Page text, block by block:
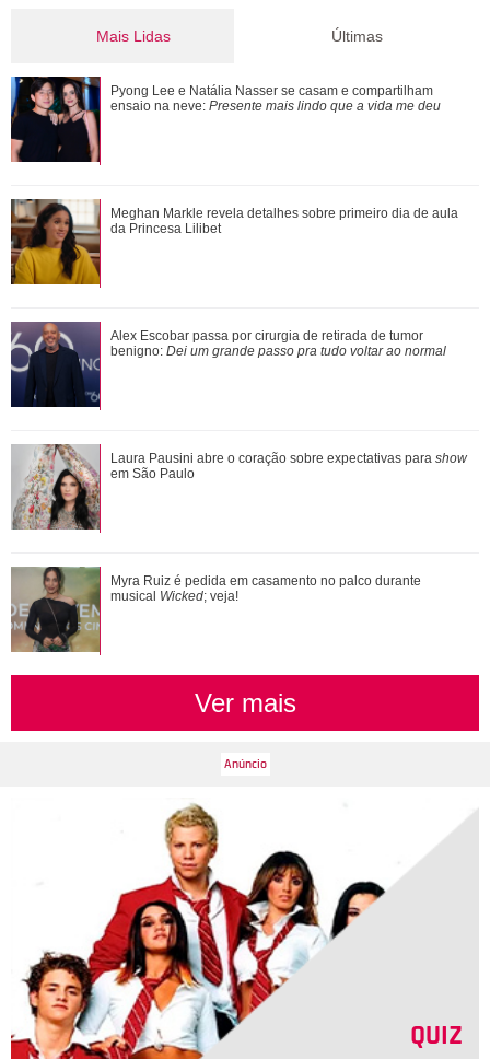
Mais Lidas
Pyong Lee e Natália Nasser se casam e compartilham
ensaio na neve: Presente mais lindo que a...
Ele cresceu! Veja evolução de Marcelo Sangalo, filho de
Ivete Sangalo e Daniel Cady
Meghan Markle revela detalhes sobre primeiro dia de aula
da Princesa Lilibet
Luiza Brunet, Ana Hickmann, Rihanna... Veja as famosas
que já denunciaram violência domést...
Verdadeiras xérox! Confira mães e filhas famosas que são
super parecidas
Últimas
Pyong Lee e Natália Nasser se casam e compartilham
ensaio na neve: Presente mais lindo que a vida me deu
Meghan Markle revela detalhes sobre primeiro dia de aula
da Princesa Lilibet
Alex Escobar passa por cirurgia de retirada de tumor
benigno: Dei um grande passo pra tudo voltar ao normal
Laura Pausini abre o coração sobre expectativas para show
em São Paulo
Myra Ruiz é pedida em casamento no palco durante
musical Wicked; veja!
Ver mais
QUIZ